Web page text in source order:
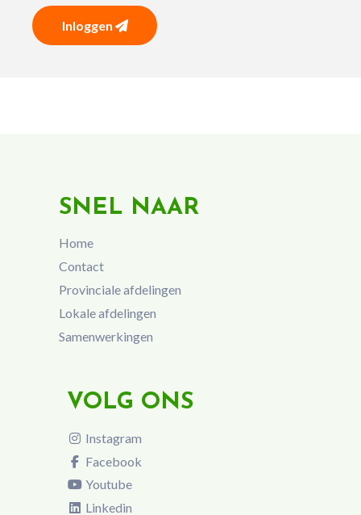
Inloggen
SNEL NAAR
Home
Contact
Provinciale afdelingen
Lokale afdelingen
Samenwerkingen
VOLG ONS
Instagram
Facebook
Youtube
Linkedin